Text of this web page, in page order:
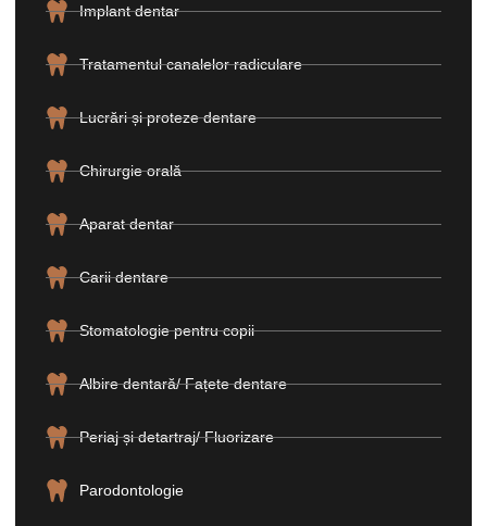
Implant dentar
Tratamentul canalelor radiculare
Lucrări și proteze dentare
Chirurgie orală
Aparat dentar
Carii dentare
Stomatologie pentru copii
Albire dentară/ Fațete dentare
Periaj și detartraj/ Fluorizare
Parodontologie